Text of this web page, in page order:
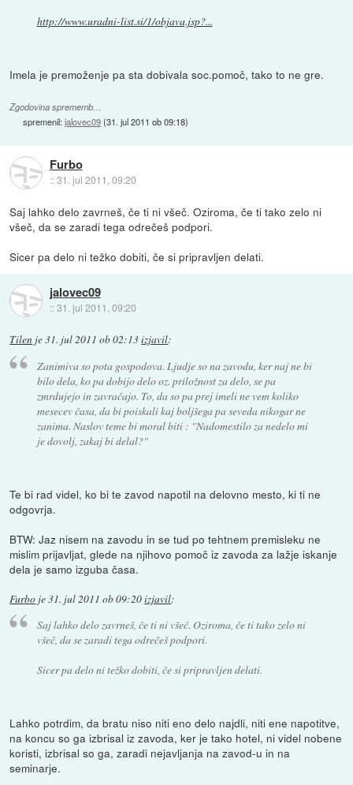
http://www.uradni-list.si/1/objava.jsp?...
Imela je premoženje pa sta dobivala soc.pomoč, tako to ne gre.
Zgodovina sprememb…
spremenil:jalovec09(31. jul 2011 ob 09:18)
Furbo
::31. jul 2011, 09:20
Saj lahko delo zavrneš, če ti ni všeč. Oziroma, če ti tako zelo ni
všeč, da se zaradi tega odrečeš podpori.
Sicer pa delo ni težko dobiti, če si pripravljen delati.
jalovec09
::31. jul 2011, 09:20
Tilen je31. jul 2011 ob 02:13izjavil:
Zanimiva so pota gospodova. Ljudje so na zavodu, ker naj ne bi
bilo dela, ko pa dobijo delo oz. priložnost za delo, se pa
zmrdujejo in zavračajo. To, da so pa prej imeli ne vem koliko
mesecev časa, da bi poiskali kaj boljšega pa seveda nikogar ne
zanima. Naslov teme bi moral biti : "Nadomestilo za nedelo mi
je dovolj, zakaj bi delal?"
Te bi rad videl, ko bi te zavod napotil na delovno mesto, ki ti ne
odgovrja.
BTW: Jaz nisem na zavodu in se tud po tehtnem premisleku ne
mislim prijavljat, glede na njihovo pomoč iz zavoda za lažje iskanje
dela je samo izguba časa.
Furbo je31. jul 2011 ob 09:20izjavil:
Saj lahko delo zavrneš, če ti ni všeč. Oziroma, če ti tako zelo ni
všeč, da se zaradi tega odrečeš podpori.
Sicer pa delo ni težko dobiti, če si pripravljen delati.
Lahko potrdim, da bratu niso niti eno delo najdli, niti ene napotitve,
na koncu so ga izbrisal iz zavoda, ker je tako hotel, ni videl nobene
koristi, izbrisal so ga, zaradi nejavljanja na zavod-u in na
seminarje.